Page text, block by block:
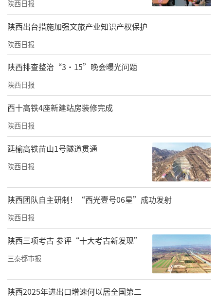
前不久举行的欧亚运动会上，李雅泽带着这份
代表握举右手，大声喊出运动员的精神宣言。
2026年4月，在西安欧亚学院第22届运动会开幕式上，李雅泽作为
运动员代表宣誓
她还回忆起不久前向“欧亚学生生活辅导”公
众号投稿时写下的一句话——如果我的故事能被
你看见，我想告诉每一个追光的你：成长不必
陕西日报
​陕西出台措施加强文旅产业知识产权保护
陕西日报
陕西排查整治“3·15”晚会曝光问题
陕西日报
西十高铁4座新建站房装修完成
陕西日报
延榆高铁苗山1号隧道贯通
陕西日报
陕西团队自主研制！“西光壹号06星”成功发射
陕西日报
陕西三项考古 参评“十大考古新发现”
三秦都市报
陕西2025年进出口增速何以居全国第二